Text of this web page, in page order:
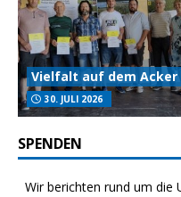
Vielfalt auf dem Acker
30. JULI 2026
SPENDEN
Wir berichten rund um die